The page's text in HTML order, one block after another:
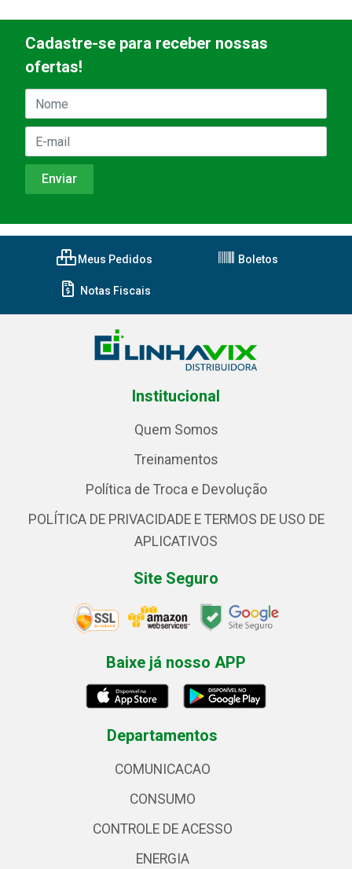
Cadastre-se para receber nossas
ofertas!
Meus Pedidos Boletos
Notas Fiscais
Institucional
Quem Somos
Treinamentos
Política de Troca e Devolução
POLÍTICA DE PRIVACIDADE E TERMOS DE USO DE
APLICATIVOS
Site Seguro
Baixe já nosso APP
Departamentos
COMUNICACAO
CONSUMO
CONTROLE DE ACESSO
ENERGIA